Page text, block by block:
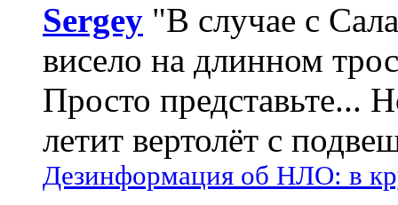
Sergey "В случае с
висело на длинном
Просто представьте...
летит вертолёт с
Дезинформация об НЛО: в